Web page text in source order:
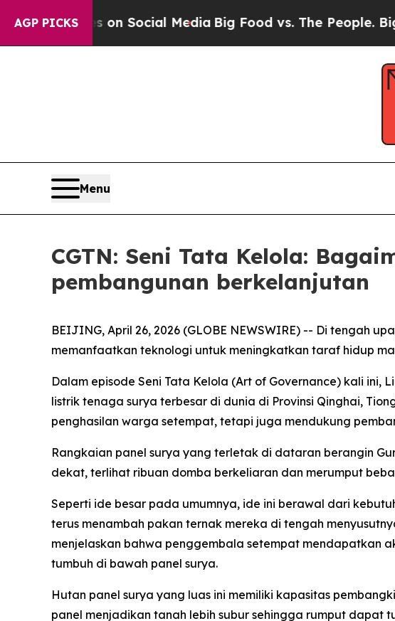
AGP PICKS
on Social MediaBig Food vs. The People. Big Food’s
Menu
CGTN: Seni Tata Kelola:
pembangunan berkelanjutan
BEIJING, April 26, 2026 (GLOBE NEWSWIRE) -- Di tengah
memanfaatkan teknologi untuk meningkatkan taraf hidup
Dalam episode Seni Tata Kelola (Art of Governance) kali ini,
listrik tenaga surya terbesar di dunia di Provinsi Qinghai,
penghasilan warga setempat, tetapi juga mendukung
Rangkaian panel surya yang terletak di dataran berangin
dekat, terlihat ribuan domba berkeliaran dan merumput
Seperti ide besar pada umumnya, ide ini berawal dari
terus menambah pakan ternak mereka di tengah
menjelaskan bahwa penggembala setempat mendapatkan
tumbuh di bawah panel surya.
Hutan panel surya yang luas ini memiliki kapasitas
panel menjadikan tanah lebih subur sehingga rumput dapat